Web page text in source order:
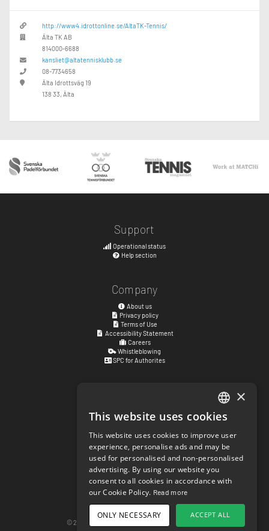
http://www4.idrottonline.se/AltaTK-Tennis/
Älta TK AB
814000-6688
kansliet@altatennisklubb.se
08-7734658
Älta Idrottsväg 19
138 33, Älta
Support
Operational status
Help section
Company
About us
Privacy policy
Terms of Use
Accessibility Statement
Careers
Whistleblowing
SPC for Authorites
Kyrkogatan 17
411 15Göteborg,Sweden
Social links
facebook.com/matchisports
instagram.com/matchisports
MATCHi blog
Cookie Settings
© 2026 matchi.se
ENGLISH
SWEDISH
NORWEGIAN
DANISH
×
This website uses cookies
This website uses cookies to improve user
experience, personalise ads and may be
used for personalised and non-personalised
advertising. By using our website you
consent to all cookies in accordance with
our Cookie Policy. Read more
ACCEPT ALL
ONLY NECESSARY